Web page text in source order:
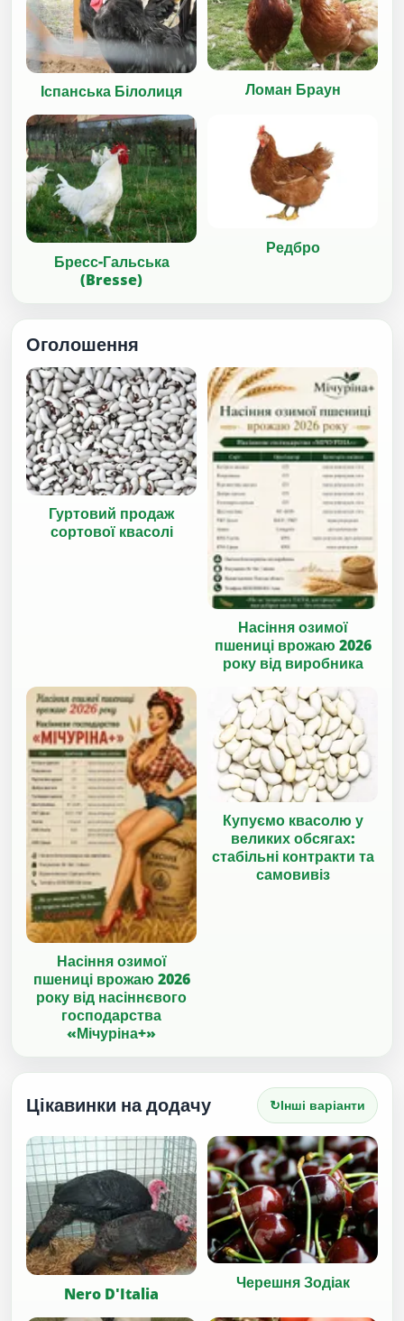
Іспанська Білолиця Ломан Браун
Бресс-Гальська
(Bresse)
Редбро
Оголошення
Гуртовий продаж
сортової квасолі
Насіння озимої
пшениці врожаю 2026
року від виробника
Насіння озимої
пшениці врожаю 2026
року від насіннєвого
господарства
«Мічуріна+»
Купуємо квасолю у
великих обсягах:
стабільні контракти та
самовивіз
Цікавинки на додачу ↻Інші варіанти
Nero D'Italia
Черешня Зодіак